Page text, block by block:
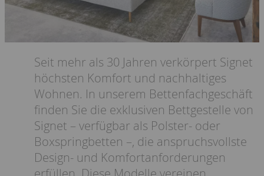
Seit mehr als 30 Jahren verkörpert Signet
höchsten Komfort und nachhaltiges
Wohnen. In unserem Bettenfachgeschäft
finden Sie die exklusiven Bettgestelle von
Signet – verfügbar als Polster- oder
Boxspringbetten –, die anspruchsvollste
Design- und Komfortanforderungen